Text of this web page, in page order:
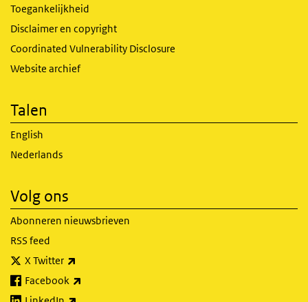
Toegankelijkheid
Disclaimer en copyright
Coordinated Vulnerability Disclosure
Website archief
Talen
English
Nederlands
Volg ons
Abonneren nieuwsbrieven
RSS feed
X Twitter
Facebook